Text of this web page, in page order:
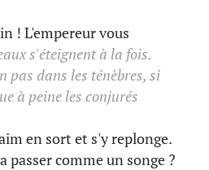
! L'empereur vous
s'éteignent à la fois.
pas dans les ténèbres, si
à peine les conjurés
en sort et s'y replonge.
passer comme un songe ?